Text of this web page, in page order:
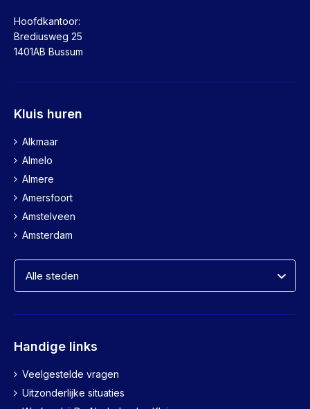
Hoofdkantoor:
Brediusweg 25
1401AB Bussum
Kluis huren
Alkmaar
Almelo
Almere
Amersfoort
Amstelveen
Amsterdam
Handige links
Veelgestelde vragen
Uitzonderlijke situaties